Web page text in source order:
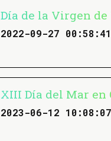
Día de la Virgen
2022-09-27 00:58:41
XIII Día del Mar en
2023-06-12 10:08:07